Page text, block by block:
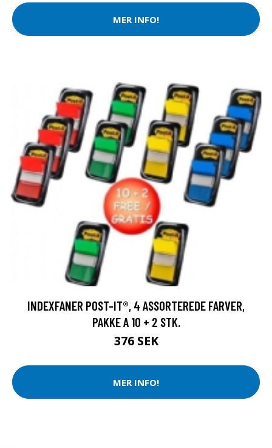
MER INFO!
INDEXFANER POST-IT®, 4 ASSORTEREDE FARVER,
PAKKE A 10 + 2 STK.
376 SEK
MER INFO!